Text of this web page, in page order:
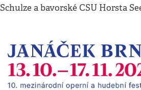
Schulze a bavorské CSU Horsta